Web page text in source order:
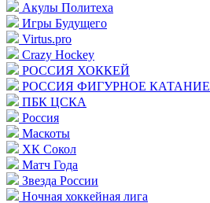
Акулы Политеха
Игры Будущего
Virtus.pro
Crazy Hockey
РОССИЯ ХОККЕЙ
РОССИЯ ФИГУРНОЕ КАТАНИЕ
ПБК ЦСКА
Россия
Маскоты
ХК Сокол
Матч Года
Звезда России
Ночная хоккейная лига